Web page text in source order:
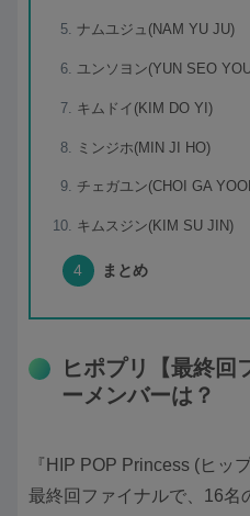
ナムユジュ(NAM YU JU)
ユンソヨン(YUN SEO
キムドイ(KIM DO YI)
ミンジホ(MIN JI HO)
チェガユン(CHOI GA
キムスジン(KIM SU JIN)
まとめ
ヒポプリ【最終回
ーメンバーは？
『HIP POP Princess (ヒッ
最終回ファイナルで、16名